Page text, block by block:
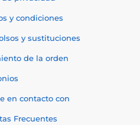
y condiciones
y sustituciones
de la orden
en contacto con
Frecuentes